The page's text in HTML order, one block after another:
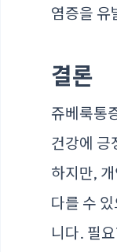
염증을 유
결론
쥬베룩통
건강에 긍
하지만,
다를 수
니다. 필